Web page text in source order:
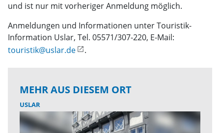
und ist nur mit vorheriger Anmeldung möglich.
Anmeldungen und Informationen unter Touristik-
Information Uslar, Tel. 05571/307-220, E-Mail:
touristik@uslar.de
.
MEHR AUS DIESEM ORT
USLAR